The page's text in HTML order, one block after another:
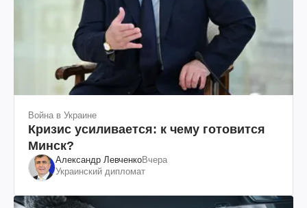
Война в Украине
Кризис усиливается: к чему готовится
Минск?
Александр ЛевченкоВчера
Украинский дипломат